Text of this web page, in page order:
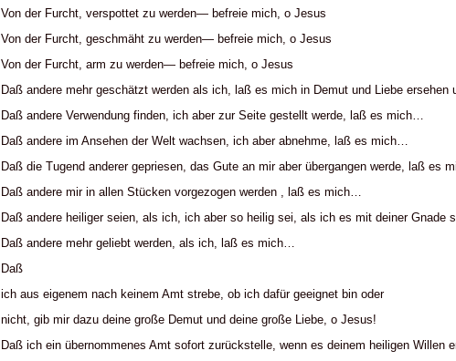
Von der Furcht, verspottet zu werden— befreie mich, o Jesus
Von der Furcht, geschmäht zu werden— befreie mich, o Jesus
Von der Furcht, arm zu werden— befreie mich, o Jesus
Daß andere mehr geschätzt werden als ich, laß es mich in Demut und Liebe ersehen
Daß andere Verwendung finden, ich aber zur Seite gestellt werde, laß es mich…
Daß andere im Ansehen der Welt wachsen, ich aber abnehme, laß es mich…
Daß die Tugend anderer gepriesen, das Gute an mir aber übergangen werde, laß es
Daß andere mir in allen Stücken vorgezogen werden , laß es mich…
Daß andere heiliger seien, als ich, ich aber so heilig sei, als ich es mit deiner
Daß andere mehr geliebt werden, als ich, laß es mich…
Daß
ich aus eigenem nach keinem Amt strebe, ob ich dafür geeignet bin oder
nicht, gib mir dazu deine große Demut und deine große Liebe, o Jesus!
Daß ich ein übernommenes Amt sofort zurückstelle, wenn es deinem heiligen Willen